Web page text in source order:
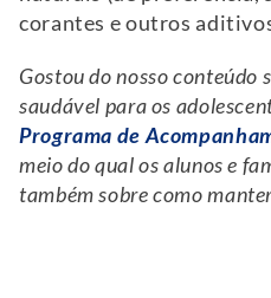
corantes e outros
Gostou do nosso conteúdo
saudável para os
Programa de
meio do qual os alunos e
também sobre como